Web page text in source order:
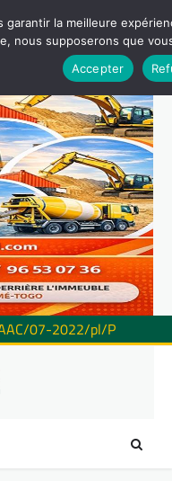
07-2022/pl/P
garantir la meilleure
nous supposerons que
Accepter